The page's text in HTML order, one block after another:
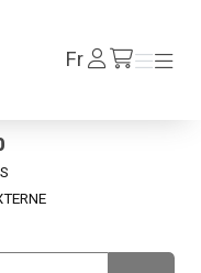
FrSe
connecter/fr/cart
Menu
Menu